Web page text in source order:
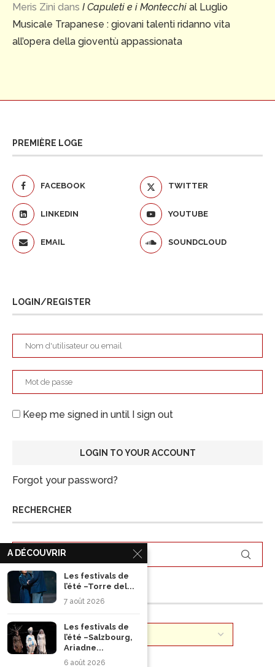
Meris Zini dans I Capuleti e i Montecchi al Luglio
Musicale Trapanese : giovani talenti ridanno vita
all’opera della gioventù appassionata
PREMIÈRE LOGE
FACEBOOK TWITTER
LINKEDIN YOUTUBE
EMAIL SOUNDCLOUD
LOGIN/REGISTER
Keep me signed in until I sign out
Forgot your password?
RECHERCHER
ARCHIVES
A DÉCOUVRIR
Les festivals de
l’été –Torre del...
7 août 2026
Les festivals de
l’été –Salzbourg,
Ariadne...
6 août 2026